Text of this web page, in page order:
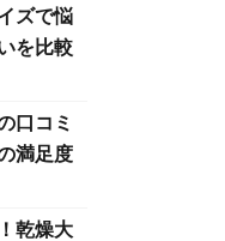
ズで悩
を比較
口コミ
満足度
乾燥大